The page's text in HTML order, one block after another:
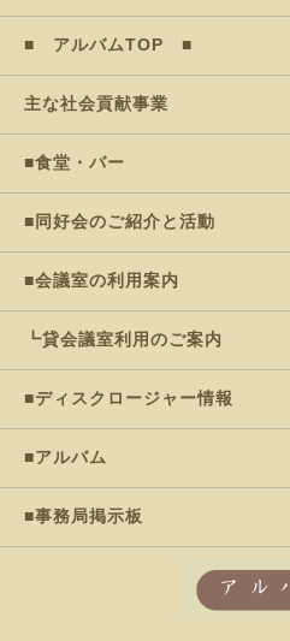
■ アルバムTOP ■
主な社会貢献事業
■食堂・バー
■同好会のご紹介と活動
■会議室の利用案内
┗貸会議室利用のご案内
■ディスクロージャー情報
■アルバム
■事務局掲示板